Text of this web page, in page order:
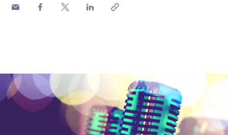
Milano Music Week